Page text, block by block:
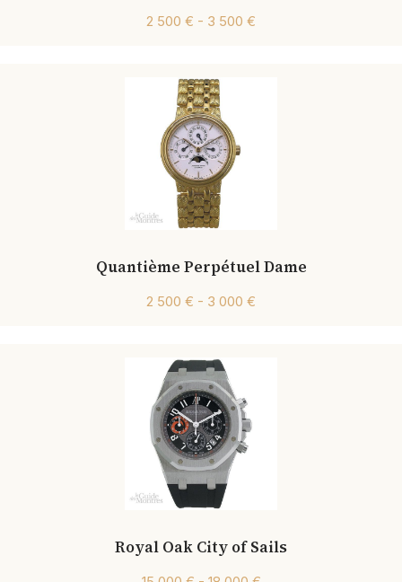
2 500 € - 3 500 €
Quantième Perpétuel Dame
2 500 € - 3 000 €
Royal Oak City of Sails